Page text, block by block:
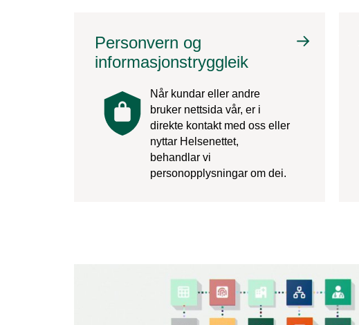
Personvern og
informasjonstryggleik
Når kundar eller andre
bruker nettsida vår, er i
direkte kontakt med oss eller
nyttar Helsenettet,
behandlar vi
personopplysningar om dei.